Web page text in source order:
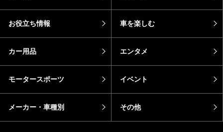
お役立ち情報 車を楽しむ
カー用品 エンタメ
モータースポーツ イベント
メーカー・車種別 その他